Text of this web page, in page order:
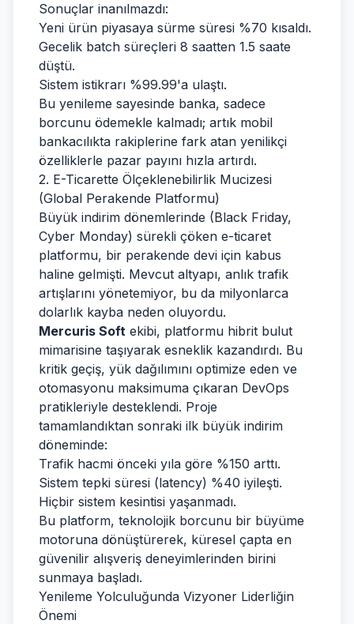
Sonuçlar inanılmazdı:
Yeni ürün piyasaya sürme süresi %70 kısaldı.
Gecelik batch süreçleri 8 saatten 1.5 saate
düştü.
Sistem istikrarı %99.99'a ulaştı.
Bu yenileme sayesinde banka, sadece
borcunu ödemekle kalmadı; artık mobil
bankacılıkta rakiplerine fark atan yenilikçi
özelliklerle pazar payını hızla artırdı.
2. E-Ticarette Ölçeklenebilirlik Mucizesi
(Global Perakende Platformu)
Büyük indirim dönemlerinde (Black Friday,
Cyber Monday) sürekli çöken e-ticaret
platformu, bir perakende devi için kabus
haline gelmişti. Mevcut altyapı, anlık trafik
artışlarını yönetemiyor, bu da milyonlarca
dolarlık kayba neden oluyordu.
Mercuris Soft ekibi, platformu hibrit bulut
mimarisine taşıyarak esneklik kazandırdı. Bu
kritik geçiş, yük dağılımını optimize eden ve
otomasyonu maksimuma çıkaran DevOps
pratikleriyle desteklendi. Proje
tamamlandıktan sonraki ilk büyük indirim
döneminde:
Trafik hacmi önceki yıla göre %150 arttı.
Sistem tepki süresi (latency) %40 iyileşti.
Hiçbir sistem kesintisi yaşanmadı.
Bu platform, teknolojik borcunu bir büyüme
motoruna dönüştürerek, küresel çapta en
güvenilir alışveriş deneyimlerinden birini
sunmaya başladı.
Yenileme Yolculuğunda Vizyoner Liderliğin
Önemi